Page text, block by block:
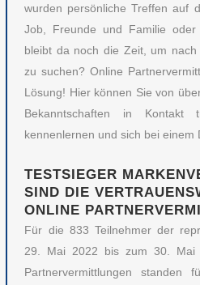
wurden persönliche Treffen auf
Job, Freunde und Familie
bleibt da noch die Zeit, um nach
zu suchen? Online
Lösung! Hier können Sie von
Bekanntschaften in Kontakt
kennenlernen und sich bei einem
TESTSIEGER
SIND DIE
ONLINE
Für die 833 Teilnehmer der
29. Mai 2022 bis zum 30. Mai
Partnervermittlungen standen